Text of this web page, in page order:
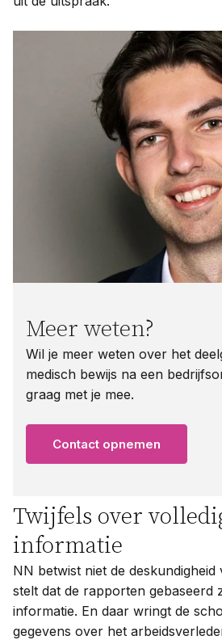
Meer weten?
Wil je meer weten over het
medisch bewijs na een
graag met je mee.
Contact opnemen
Twijfels over
informatie
NN betwist niet de
stelt dat de rapporten gebaseerd
informatie. En daar wringt de
gegevens over het